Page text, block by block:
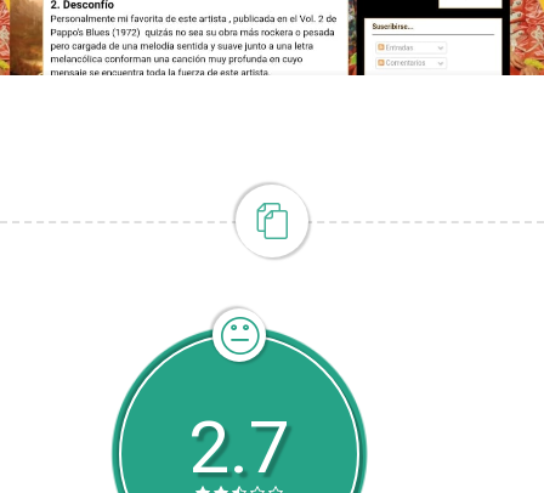
2.7